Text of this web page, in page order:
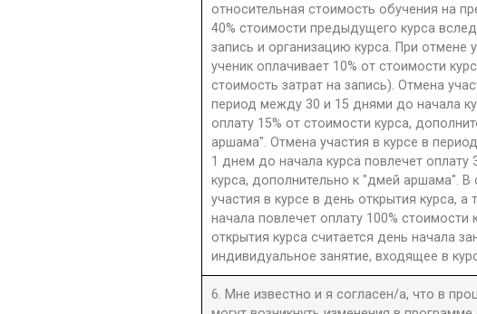
относительная стоимость обучения на
40% стоимости предыдущего курса
запись и организацию курса. При отмене
ученик оплачивает 10% от стоимости
стоимость затрат на запись). Отмена
период между 30 и 15 днями до начала
оплату 15% от стоимости курса,
аршама". Отмена участия в курсе в
1 днем до начала курса повлечет оплату
курса, дополнительно к "дмей аршама". В
участия в курсе в день открытия курса, а
начала повлечет оплату 100%
открытия курса считается день начала
индивидуальное занятие, входящее в
6. Мне известно и я согласен/а, что в